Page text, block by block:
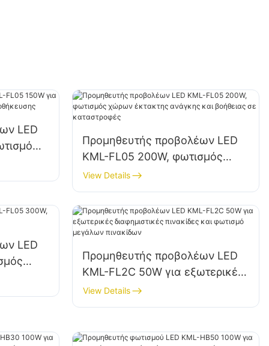
LED
Προμηθευτής προβολέων LED
KML-FL05 200W, φωτισμός
χώρων έκτακτης ανάγκης και
βοήθειας σε καταστροφές
View Details
LED
Προμηθευτής προβολέων LED
KML-FL2C 50W για εξωτερικές
διαφημιστικές πινακίδες και
φωτισμό μεγάλων πινακίδων
View Details